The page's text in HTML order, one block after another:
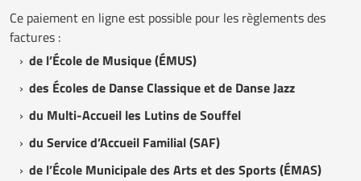
Ce paiement en ligne est possible pour les règlements des
factures :
de l’École de Musique (ÉMUS)
des Écoles de Danse Classique et de Danse Jazz
du Multi-Accueil les Lutins de Souffel
du Service d’Accueil Familial (SAF)
de l’École Municipale des Arts et des Sports (ÉMAS)